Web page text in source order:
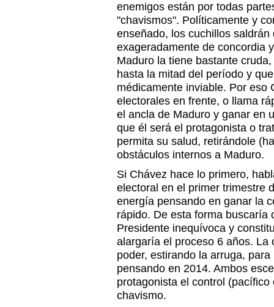
enemigos están por todas
"chavismos". Políticamente y
enseñado, los cuchillos saldrán
exageradamente de concordia
Maduro la tiene bastante
hasta la mitad del período y
médicamente inviable. Por eso
electorales en frente, o llama
el ancla de Maduro y ganar en
que él será el protagonista o
permita su salud, retirándole
obstáculos internos a Maduro.
Si Chávez hace lo primero,
electoral en el primer trimestre
energía pensando en ganar la
rápido. De esta forma buscaría
Presidente inequívoca y
alargaría el proceso 6 años. La
poder, estirando la arruga,
pensando en 2014. Ambos
protagonista el control
chavismo.